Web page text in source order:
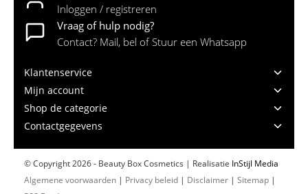
Inloggen / registreren
Vraag of hulp nodig?
Contact? Mail, bel of Stuur een Whatsapp
Klantenservice
Mijn account
Shop de categorie
Contactgegevens
© Copyright 2026 - Beauty Box Cosmetics | Realisatie InStijl Media
Algemene voorwaarden | Privacy beleid | Disclaimer | Sitemap |